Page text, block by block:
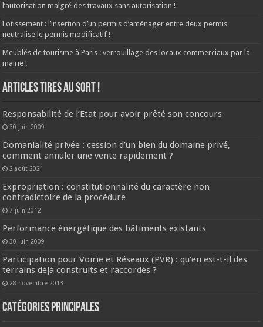
l’autorisation malgré des travaux sans autorisation !
Lotissement : l’insertion d’un permis d’aménager entre deux permis
neutralise le permis modificatif !
Meublés de tourisme à Paris : verrouillage des locaux commerciaux par la
mairie !
ARTICLES TIRES AU SORT !
Responsabilité de l’Etat pour avoir prêté son concours
30 juin 2009
Domanialité privée : cession d’un bien du domaine privé,
comment annuler une vente rapidement ?
2 août 2021
Expropriation : constitutionnalité du caractère non
contradictoire de la procédure
7 juin 2012
Performance énergétique des bâtiments existants
30 juin 2009
Participation pour Voirie et Réseaux (PVR) : qu’en est-t-il des
terrains déjà construits et raccordés ?
28 novembre 2013
CATÉGORIES PRINCIPALES